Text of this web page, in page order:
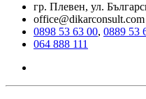
гр. Плевен, ул.
office@dikarconsult.com
0898 53 63 00, 0889 53
064 888 111